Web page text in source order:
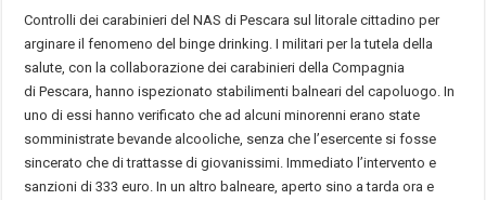
Controlli dei carabinieri del NAS di Pescara sul litorale cittadino per
arginare il fenomeno del binge drinking. I militari per la tutela della
salute, con la collaborazione dei carabinieri della Compagnia
di Pescara, hanno ispezionato stabilimenti balneari del capoluogo. In
uno di essi hanno verificato che ad alcuni minorenni erano state
somministrate bevande alcooliche, senza che l’esercente si fosse
sincerato che di trattasse di giovanissimi. Immediato l’intervento e
sanzioni di 333 euro. In un altro balneare, aperto sino a tarda ora e